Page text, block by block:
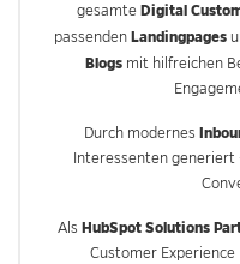
gesamte Digital
passenden Landingpages
Blogsmit hilfreichen
Durch modernes
Interessenten generiert
Als HubSpot Solutions
Customer